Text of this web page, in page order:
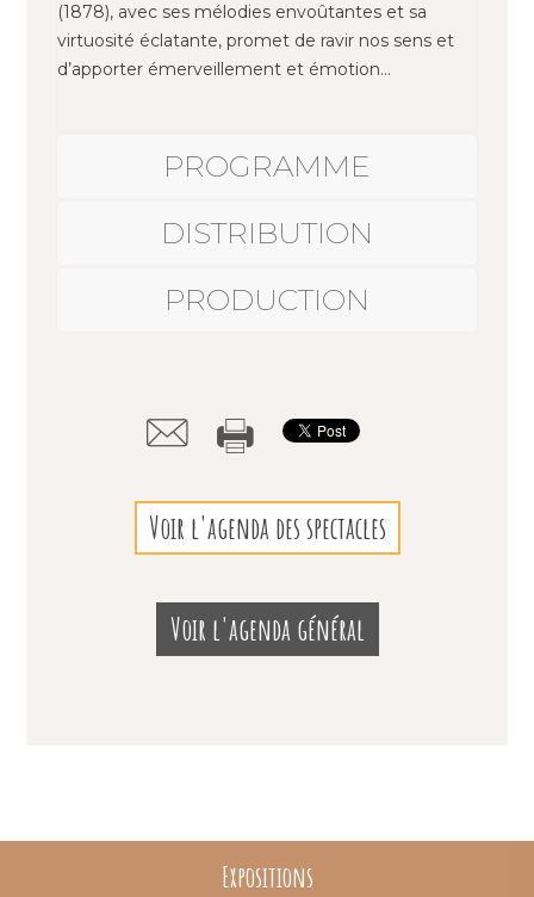
(1878), avec ses mélodies envoûtantes et sa
virtuosité éclatante, promet de ravir nos sens et
d’apporter émerveillement et émotion…
PROGRAMME
DISTRIBUTION
PRODUCTION
Voir l'agenda des spectacles
Voir l'agenda général
Expositions